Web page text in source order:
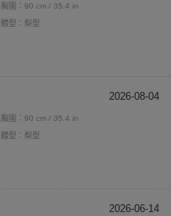
胸圍：90 cm / 35.4 in
體型：梨型
2026-08-04
胸圍：90 cm / 35.4 in
體型：梨型
2026-06-14